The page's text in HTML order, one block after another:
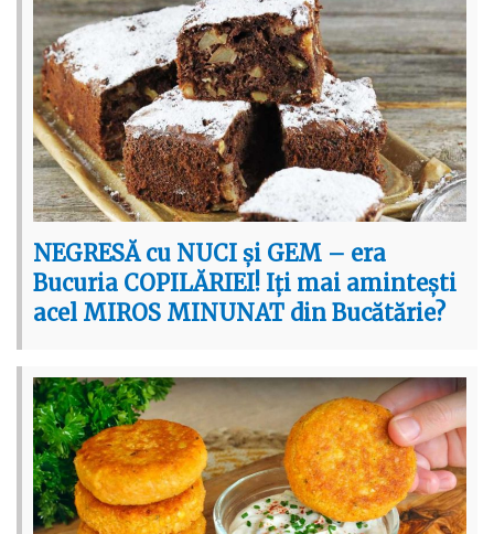
NEGRESĂ cu NUCI și GEM – era
Bucuria COPILĂRIEI! Iți mai amintești
acel MIROS MINUNAT din Bucătărie?